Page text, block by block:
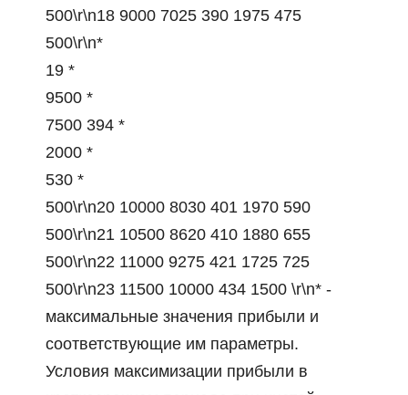
500\r\n18 9000 7025 390 1975 475
500\r\n*
19 *
9500 *
7500 394 *
2000 *
530 *
500\r\n20 10000 8030 401 1970 590
500\r\n21 10500 8620 410 1880 655
500\r\n22 11000 9275 421 1725 725
500\r\n23 11500 10000 434 1500 \r\n* -
максимальные значения прибыли и
соответствующие им параметры.
Условия максимизации прибыли в